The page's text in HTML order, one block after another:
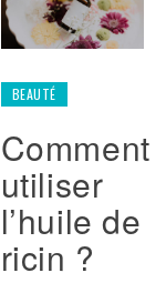
BEAUTÉ
Comment
utiliser
l’huile de
ricin ?